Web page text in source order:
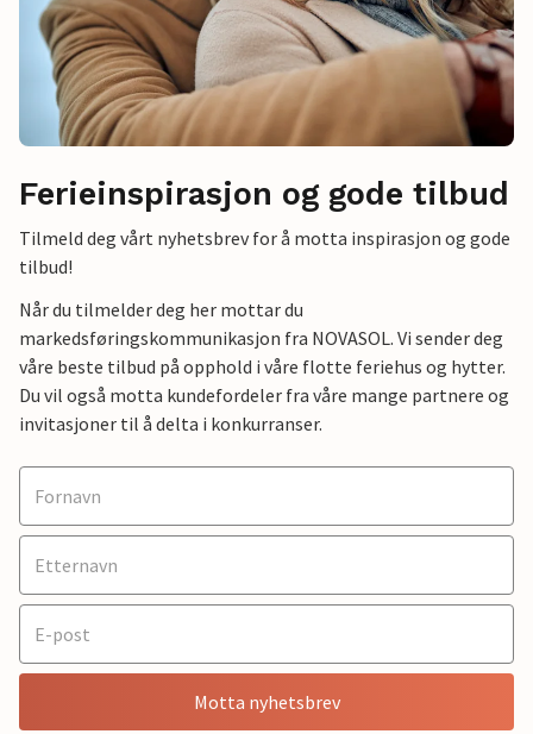
Ferieinspirasjon og gode tilbud
Tilmeld deg vårt nyhetsbrev for å motta inspirasjon og gode
tilbud!
Når du tilmelder deg her mottar du
markedsføringskommunikasjon fra NOVASOL. Vi sender deg
våre beste tilbud på opphold i våre flotte feriehus og hytter.
Du vil også motta kundefordeler fra våre mange partnere og
invitasjoner til å delta i konkurranser.
Motta nyhetsbrev